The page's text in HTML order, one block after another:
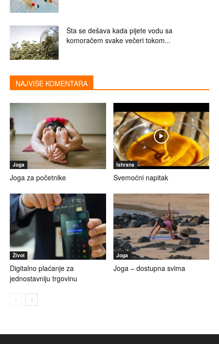
Šta se dešava kada pijete vodu sa
komoračem svake večeri tokom...
NAJVIŠE KOMENTARA
Joga
Joga za početnike
Ishrana
Svemoćni napitak
Život
Digitalno plaćanje za
jednostavniju trgovinu
Joga
Joga – dostupna svima